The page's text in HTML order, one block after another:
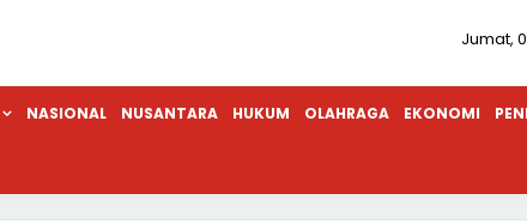
Jumat,
NASIONAL NUSANTARA HUKUM OLAHRAGA EKONOMI